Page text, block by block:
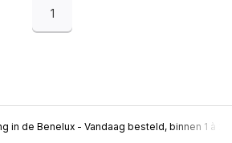
1
in de Benelux - Vandaag besteld, binnen 1 à 2